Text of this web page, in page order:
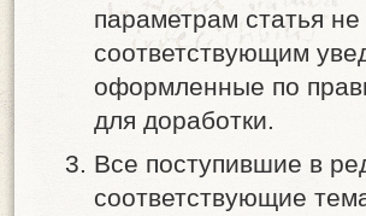
параметрам статья
соответствующим
оформленные по
для доработки.
Все поступившие в
соответствующие